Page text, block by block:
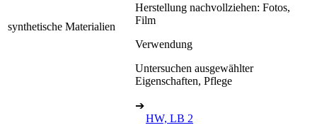
synthetische Materialien
Herstellung nachvollziehen: Fotos,
Film
Verwendung
Untersuchen ausgewählter
Eigenschaften, Pflege
➔
HW, LB 2